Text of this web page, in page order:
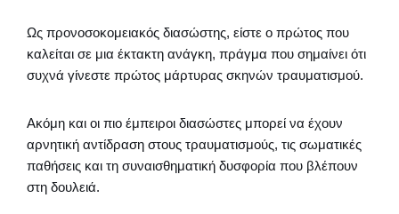
Ως προνοσοκομειακός διασώστης, είστε ο πρώτος που
καλείται σε μια έκτακτη ανάγκη, πράγμα που σημαίνει ότι
συχνά γίνεστε πρώτος μάρτυρας σκηνών τραυματισμού.
Ακόμη και οι πιο έμπειροι διασώστες μπορεί να έχουν
αρνητική αντίδραση στους τραυματισμούς, τις σωματικές
παθήσεις και τη συναισθηματική δυσφορία που βλέπουν
στη δουλειά.